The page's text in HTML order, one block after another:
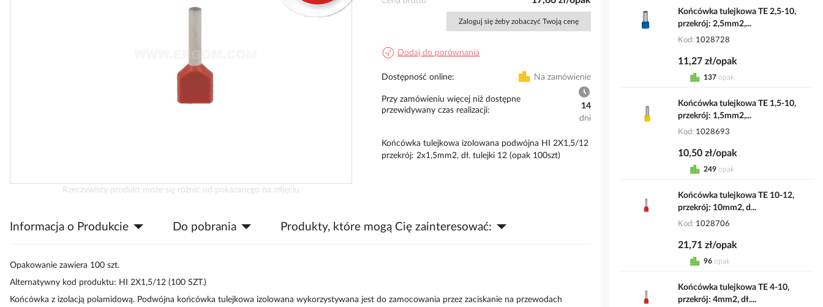
galerii
Rzeczywisty produkt może się różnić od pokazanego na zdjęciu
Zaloguj się żeby zobaczyć Twoją cenę
Dodaj do porównania
Dostępność online Na zamówienie
Przy zamówieniu więcej niż dostępne
przewidywany czas realizacji
14
dni
Końcówka tulejkowa izolowana podwójna HI 2X1,5/12
przekrój: 2x1,5mm2, dł. tulejki 12 (opak 100szt)
Informacja o Produkcie Do pobrania Produkty, które mogą Cię zainteresować:
Opakowanie zawiera 100 szt.
Alternatywny kod produktu: HI 2X1,5/12 (100 SZT.)
Końcówka z izolacją polamidową. Podwójna końcówka tulejkowa izolowana wykorzystywana jest do zamocowania przez zaciskanie na przewodach
Końcówka tulejkowa TE 2,5-10,
przekrój: 2,5mm2,...
Kod 1028728
11,27 zł/opak
137 opak
Końcówka tulejkowa TE 1,5-10,
przekrój: 1,5mm2,...
Kod 1028693
10,50 zł/opak
249 opak
Końcówka tulejkowa TE 10-12,
przekrój: 10mm2, d...
Kod 1028706
21,71 zł/opak
96 opak
Końcówka tulejkowa TE 4-10,
przekrój: 4mm2, dł....